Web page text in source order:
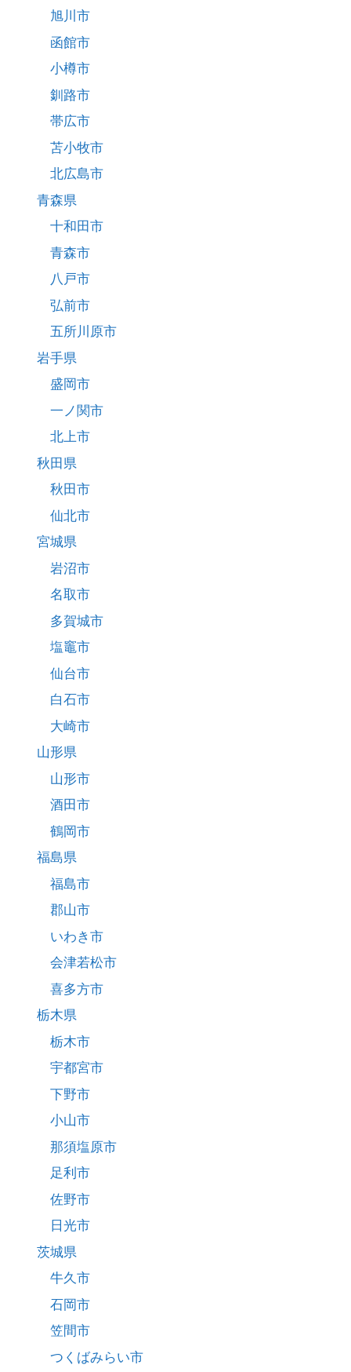
旭川市
函館市
小樽市
釧路市
帯広市
苫小牧市
北広島市
青森県
十和田市
青森市
八戸市
弘前市
五所川原市
岩手県
盛岡市
一ノ関市
北上市
秋田県
秋田市
仙北市
宮城県
岩沼市
名取市
多賀城市
塩竈市
仙台市
白石市
大崎市
山形県
山形市
酒田市
鶴岡市
福島県
福島市
郡山市
いわき市
会津若松市
喜多方市
栃木県
栃木市
宇都宮市
下野市
小山市
那須塩原市
足利市
佐野市
日光市
茨城県
牛久市
石岡市
笠間市
つくばみらい市